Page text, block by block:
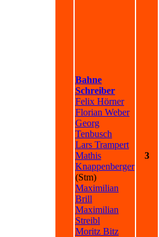
Bahne
Schreiber
Felix Hörner
Florian Weber
Georg
Tenbusch
Lars Trampert
Mathis
Knappenberger
(Stm)
Maximilian
Brill
Maximilian
Streibl
Moritz Bitz
3